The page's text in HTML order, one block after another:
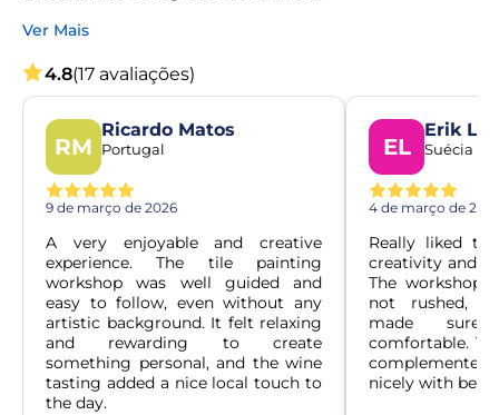
Ver Mais
4.8(17 avaliações)
RM
Ricardo Matos
Portugal
9 de março de 2026
A very enjoyable and creative
experience. The tile painting
workshop was well guided and
easy to follow, even without any
artistic background. It felt relaxing
and rewarding to create
something personal, and the wine
tasting added a nice local touch to
the day.
EL
Erik
Suécia
4 de março de
Really liked
creativity and
The workshop
not rushed,
made sure
comfortable.
nicely with